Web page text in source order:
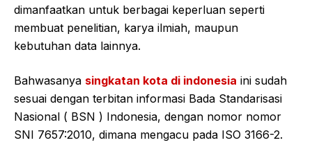
dimanfaatkan untuk berbagai keperluan seperti
membuat penelitian, karya ilmiah, maupun
kebutuhan data lainnya.
Bahwasanya singkatan kota di indonesia ini sudah
sesuai dengan terbitan informasi Bada Standarisasi
Nasional ( BSN ) Indonesia, dengan nomor nomor
SNI 7657:2010, dimana mengacu pada ISO 3166-2.